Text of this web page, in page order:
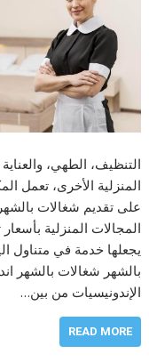
التنظيف، الطهي،
المنزلية الأخرى، تعمل
على تقديم شغالات
يجعلها خدمة في متناول
بالشهر شغالات بالشهر
الإندونيسيات من بين…
READ MORE